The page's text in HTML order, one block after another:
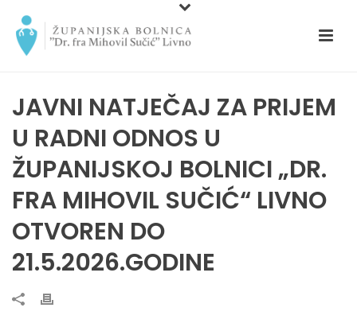
JAVNI NATJEČAJ ZA PRIJEM
U RADNI ODNOS U
ŽUPANIJSKOJ BOLNICI „DR.
FRA MIHOVIL SUČIĆ“ LIVNO
OTVOREN DO
21.5.2026.GODINE